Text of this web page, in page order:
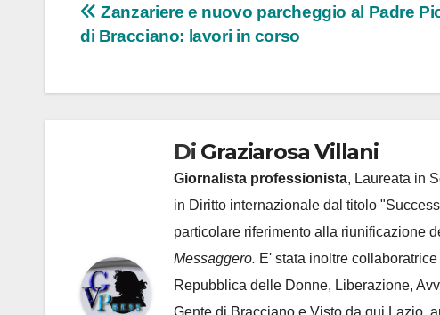
Navigazione
Zanzariere e nuovo parcheggio al Padre
di Bracciano: lavori in corso
Di Graziarosa Villani
Giornalista professionista, Laureata in
in Diritto internazionale dal titolo
particolare riferimento alla riunificazione
Messaggero. E' stata inoltre
Repubblica delle Donne, Liberazione,